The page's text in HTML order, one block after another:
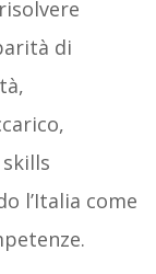
di
l’Italia come